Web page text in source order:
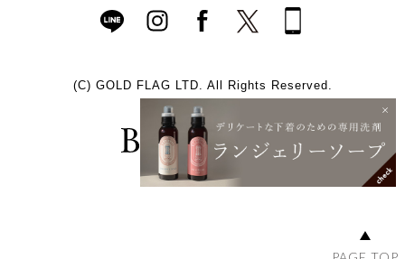
(C) GOLD FLAG LTD. All Rights Reserved.